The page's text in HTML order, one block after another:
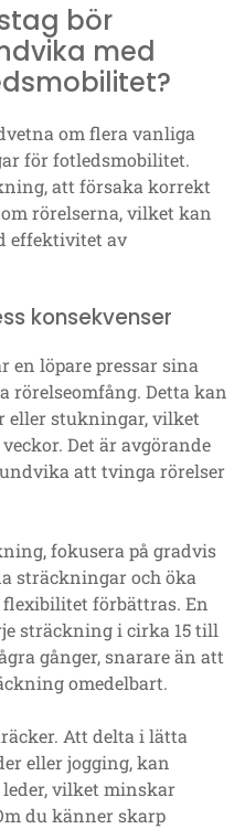
bör
med
om flera vanliga
för fotledsmobilitet.
att försaka korrekt
rörelserna, vilket kan
effektivitet av
konsekvenser
löpare pressar sina
rörelseomfång. Detta kan
eller stukningar, vilket
Det är avgörande
att tvinga rörelser
fokusera på gradvis
sträckningar och öka
förbättras. En
sträckning i cirka 15 till
gånger, snarare än att
omedelbart.
Att delta i lätta
eller jogging, kan
vilket minskar
du känner skarp